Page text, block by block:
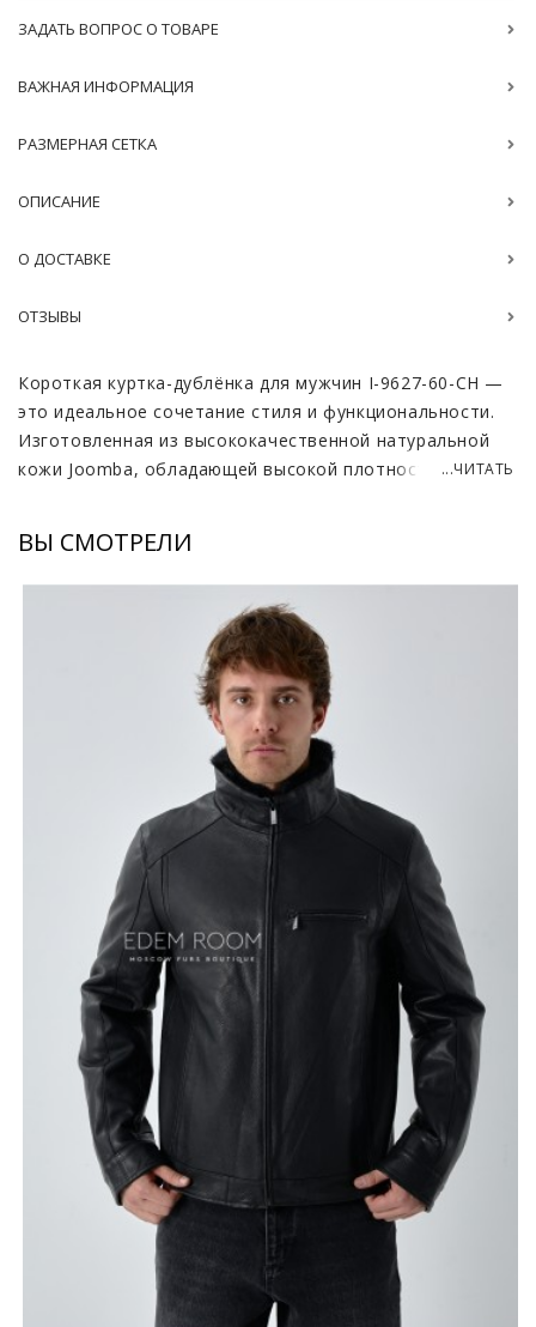
ЗАДАТЬ ВОПРОС О ТОВАРЕ
ВАЖНАЯ ИНФОРМАЦИЯ
РАЗМЕРНАЯ СЕТКА
ОПИСАНИЕ
О ДОСТАВКЕ
ОТЗЫВЫ
Короткая куртка-дублёнка для мужчин I-9627-60-CH —
это идеальное сочетание стиля и функциональности.
Изготовленная из высококачественной натуральной
кожи Joomba, обладающей высокой плотностью и
прохладной погоды, обеспечивая защиту от ветра и
холода, что делает её незаменимым элементом
Уникальную изюминку изделию придаёт меховой
воротник из норки, который согревает в морозные дни
и обеспечивает приятные ощущения. Такой воротник
делает модель по-настоящему универсальной — её
можно носить на любое мероприятие, подбирая к ней
разнообразные стили.
Утеплитель из стриженного мериноса гарантирует
комфорт даже при низких температурах, обеспечивая
отличную теплоизоляцию и приятные тактильные
ощущения. Выбирая короткую куртку-дублёнку вы
ощутите гармонию между комфортом и современной
*описание несет информационный характер, состав и
правила ухода могут быть изменены производителем
...ЧИТАТЬ
ВЫ СМОТРЕЛИ